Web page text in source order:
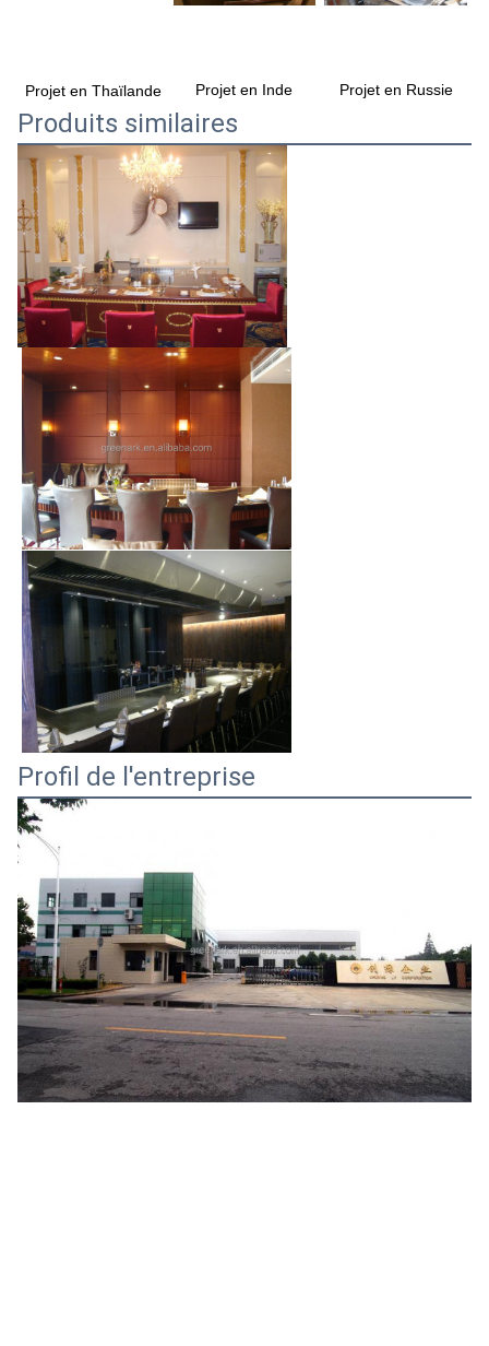
Projet en Thaïlande Projet en Inde Projet en Russie
Produits similaires
Profil de l'entreprise